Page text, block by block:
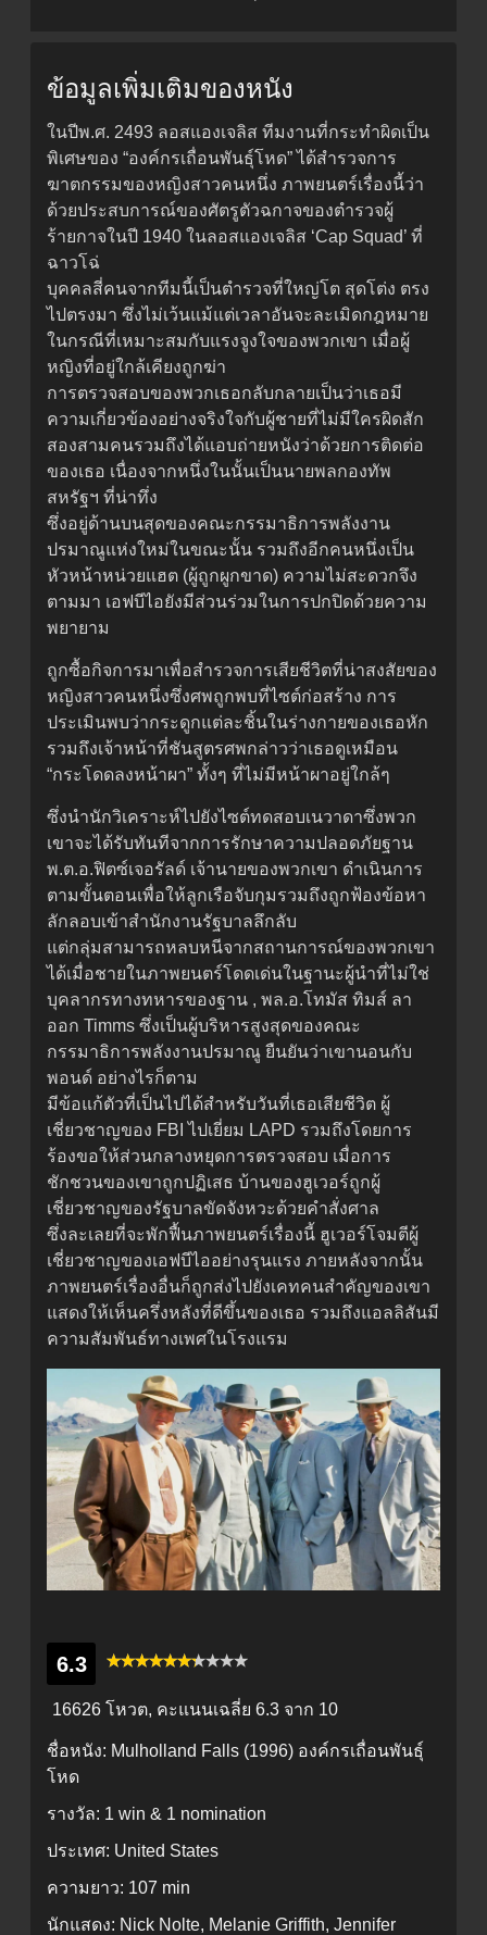
ข้อมูลเพิ่มเติมของหนัง
ในปีพ.ศ. 2493 ลอสแองเจลิส ทีมงานที่กระทำผิดเป็น
พิเศษของ “องค์กรเถื่อนพันธุ์โหด” ได้สำรวจการ
ฆาตกรรมของหญิงสาวคนหนึ่ง ภาพยนตร์เรื่องนี้ว่า
ด้วยประสบการณ์ของศัตรูตัวฉกาจของตำรวจผู้
ร้ายกาจในปี 1940 ในลอสแองเจลิส ‘Cap Squad’ ที่
ฉาวโฉ่
บุคคลสี่คนจากทีมนี้เป็นตำรวจที่ใหญ่โต สุดโต่ง ตรง
ไปตรงมา ซึ่งไม่เว้นแม้แต่เวลาอันจะละเมิดกฎหมาย
ในกรณีที่เหมาะสมกับแรงจูงใจของพวกเขา เมื่อผู้
หญิงที่อยู่ใกล้เคียงถูกฆ่า
การตรวจสอบของพวกเธอกลับกลายเป็นว่าเธอมี
ความเกี่ยวข้องอย่างจริงใจกับผู้ชายที่ไม่มีใครผิดสัก
สองสามคนรวมถึงได้แอบถ่ายหนังว่าด้วยการติดต่อ
ของเธอ เนื่องจากหนึ่งในนั้นเป็นนายพลกองทัพ
สหรัฐฯ ที่น่าทึ่ง
ซึ่งอยู่ด้านบนสุดของคณะกรรมาธิการพลังงาน
ปรมาณูแห่งใหม่ในขณะนั้น รวมถึงอีกคนหนึ่งเป็น
หัวหน้าหน่วยแฮต (ผู้ถูกผูกขาด) ความไม่สะดวกจึง
ตามมา เอฟบีไอยังมีส่วนร่วมในการปกปิดด้วยความ
พยายาม
ถูกซื้อกิจการมาเพื่อสำรวจการเสียชีวิตที่น่าสงสัยของ
หญิงสาวคนหนึ่งซึ่งศพถูกพบที่ไซต์ก่อสร้าง การ
ประเมินพบว่ากระดูกแต่ละชิ้นในร่างกายของเธอหัก
รวมถึงเจ้าหน้าที่ชันสูตรศพกล่าวว่าเธอดูเหมือน
“กระโดดลงหน้าผา” ทั้งๆ ที่ไม่มีหน้าผาอยู่ใกล้ๆ
ซึ่งนำนักวิเคราะห์ไปยังไซต์ทดสอบเนวาดาซึ่งพวก
เขาจะได้รับทันทีจากการรักษาความปลอดภัยฐาน
พ.ต.อ.ฟิตซ์เจอรัลด์ เจ้านายของพวกเขา ดำเนินการ
ตามขั้นตอนเพื่อให้ลูกเรือจับกุมรวมถึงถูกฟ้องข้อหา
ลักลอบเข้าสำนักงานรัฐบาลลึกลับ
แต่กลุ่มสามารถหลบหนีจากสถานการณ์ของพวกเขา
ได้เมื่อชายในภาพยนตร์โดดเด่นในฐานะผู้นำที่ไม่ใช่
บุคลากรทางทหารของฐาน , พล.อ.โทมัส ทิมส์ ลา
ออก Timms ซึ่งเป็นผู้บริหารสูงสุดของคณะ
กรรมาธิการพลังงานปรมาณู ยืนยันว่าเขานอนกับ
พอนด์ อย่างไรก็ตาม
มีข้อแก้ตัวที่เป็นไปได้สำหรับวันที่เธอเสียชีวิต ผู้
เชี่ยวชาญของ FBI ไปเยี่ยม LAPD รวมถึงโดยการ
ร้องขอให้ส่วนกลางหยุดการตรวจสอบ เมื่อการ
ชักชวนของเขาถูกปฏิเสธ บ้านของฮูเวอร์ถูกผู้
เชี่ยวชาญของรัฐบาลขัดจังหวะด้วยคำสั่งศาล
ซึ่งละเลยที่จะพักฟื้นภาพยนตร์เรื่องนี้ ฮูเวอร์โจมตีผู้
เชี่ยวชาญของเอฟบีไออย่างรุนแรง ภายหลังจากนั้น
ภาพยนตร์เรื่องอื่นก็ถูกส่งไปยังเคทคนสำคัญของเขา
แสดงให้เห็นครึ่งหลังที่ดีขึ้นของเธอ รวมถึงแอลลิสันมี
ความสัมพันธ์ทางเพศในโรงแรม
6.3
16626 โหวต, คะแนนเฉลี่ย 6.3 จาก 10
ชื่อหนัง: Mulholland Falls (1996) องค์กรเถื่อนพันธุ์
โหด
รางวัล: 1 win & 1 nomination
ประเทศ: United States
ความยาว: 107 min
นักแสดง: Nick Nolte, Melanie Griffith, Jennifer